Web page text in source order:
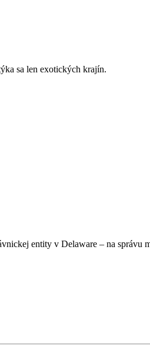
sa len exotických krajín.
entity v Delaware – na správu